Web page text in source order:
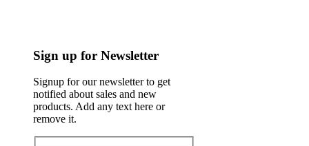
Sign up for Newsletter
Signup for our newsletter to get
notified about sales and new
products. Add any text here or
remove it.